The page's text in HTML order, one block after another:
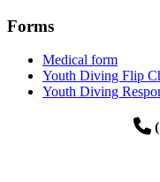
Forms
Medical form
Youth Diving Flip
Youth Diving